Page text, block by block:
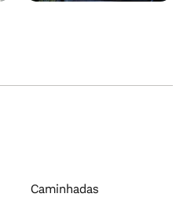
Caminhadas